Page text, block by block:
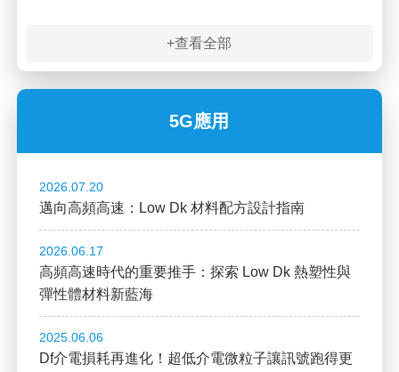
+查看全部
5G應用
2026.07.20
邁向高頻高速：Low Dk 材料配方設計指南
2026.06.17
高頻高速時代的重要推手：探索 Low Dk 熱塑性與
彈性體材料新藍海
2025.06.06
Df介電損耗再進化！超低介電微粒子讓訊號跑得更